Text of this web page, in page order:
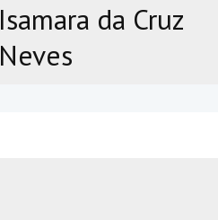
Isamara da Cruz
Neves